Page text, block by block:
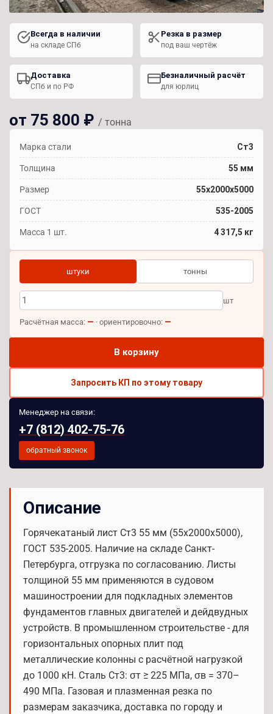
Всегда в наличии
на складе СПб
Резка в размер
под ваш чертёж
Доставка
СПб и по РФ
Безналичный расчёт
для юрлиц
от 75 800 ₽ / тонна
Марка стали Ст3
Толщина 55 мм
Размер 55х2000х5000
ГОСТ 535-2005
Масса 1 шт. 4 317,5 кг
штуки тонны
шт
Расчётная масса: — · ориентировочно: —
В корзину
Запросить КП по этому товару
Менеджер на связи:
+7 (812) 402-75-76
обратный звонок
Описание
Горячекатаный лист Ст3 55 мм (55х2000х5000),
ГОСТ 535-2005. Наличие на складе Санкт-
Петербурга, отгрузка по согласованию. Листы
толщиной 55 мм применяются в судовом
машиностроении для подкладных элементов
фундаментов главных двигателей и дейдвудных
устройств. В промышленном строительстве - для
горизонтальных опорных плит под
металлические колонны с расчётной нагрузкой
до 1000 кН. Сталь Ст3: σт ≥ 225 МПа, σв = 370–
490 МПа. Газовая и плазменная резка по
размерам заказчика, доставка по городу и